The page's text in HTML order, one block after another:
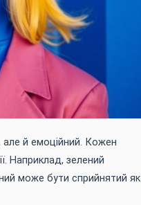
але й емоційний. Кожен
Наприклад, зелений
може бути сприйнятий як